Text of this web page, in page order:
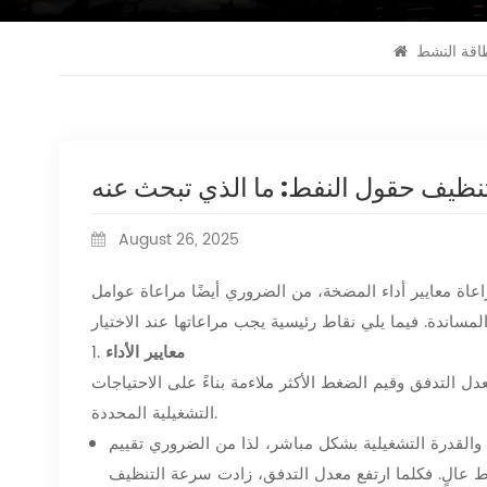
النشط
حقول النفط: ما الذي تبحث عنه
August 26, 2025
معايير أداء المضخة، من الضروري أيضًا مراعاة عوامل
1. معايير الأداء
التدفق وقيم الضغط الأكثر ملاءمة بناءً على الاحتياجات
التشغيلية المحددة.
التشغيلية بشكل مباشر، لذا من الضروري تقييم